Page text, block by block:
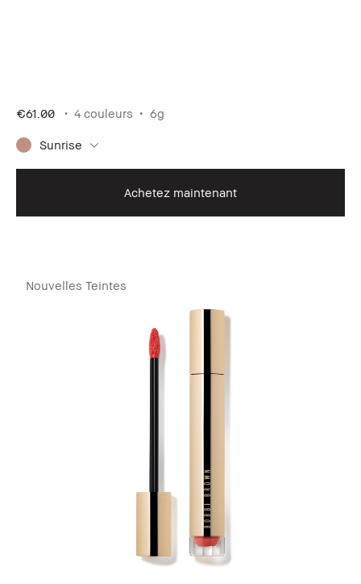
€61.00 4 couleurs 6g
Sunrise
Achetez maintenant
Nouvelles Teintes